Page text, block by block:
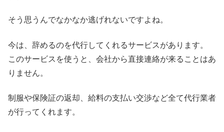
そう思うんでなかなか逃げれないですよね。
今は、辞めるのを代行してくれるサービスがあります。
このサービスを使うと、会社から直接連絡が来ることはあ
りません。
制服や保険証の返却、給料の支払い交渉など全て代行業者
が行ってくれます。